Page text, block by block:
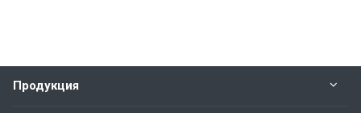
Продукция